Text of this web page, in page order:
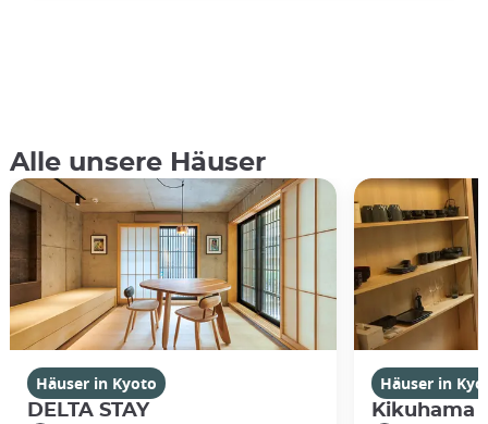
Alle unsere Häuser
Häuser in Kyoto
DELTA STAY
Häuser in
Kikuhama